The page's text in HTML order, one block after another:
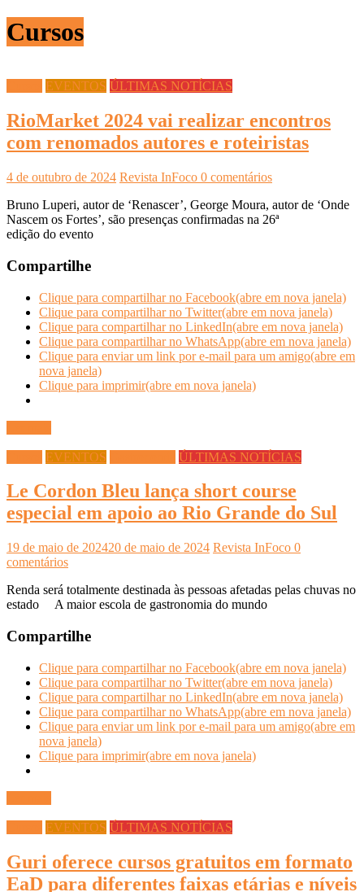
Cursos
EVENTOS ÚLTIMAS NOTÍCIAS
RioMarket 2024 vai realizar encontros
com renomados autores e roteiristas
4 de outubro de 2024 Revista InFoco 0 comentários
Bruno Luperi, autor de ‘Renascer’, George Moura, autor de ‘Onde
Nascem os Fortes’, são presenças confirmadas na 26ª
edição do evento
Compartilhe
Clique para compartilhar no Facebook(abre em nova janela)
Clique para compartilhar no Twitter(abre em nova janela)
Clique para compartilhar no LinkedIn(abre em nova janela)
Clique para compartilhar no WhatsApp(abre em nova janela)
Clique para enviar um link por e-mail para um amigo(abre em
nova janela)
Clique para imprimir(abre em nova janela)
EVENTOS ÚLTIMAS NOTÍCIAS
Le Cordon Bleu lança short course
especial em apoio ao Rio Grande do Sul
19 de maio de 202420 de maio de 2024 Revista InFoco 0
comentários
Renda será totalmente destinada às pessoas afetadas pelas chuvas no
estado A maior escola de gastronomia do mundo
Compartilhe
Clique para compartilhar no Facebook(abre em nova janela)
Clique para compartilhar no Twitter(abre em nova janela)
Clique para compartilhar no LinkedIn(abre em nova janela)
Clique para compartilhar no WhatsApp(abre em nova janela)
Clique para enviar um link por e-mail para um amigo(abre em
nova janela)
Clique para imprimir(abre em nova janela)
EVENTOS ÚLTIMAS NOTÍCIAS
Guri oferece cursos gratuitos em formato
EaD para diferentes faixas etárias e níveis